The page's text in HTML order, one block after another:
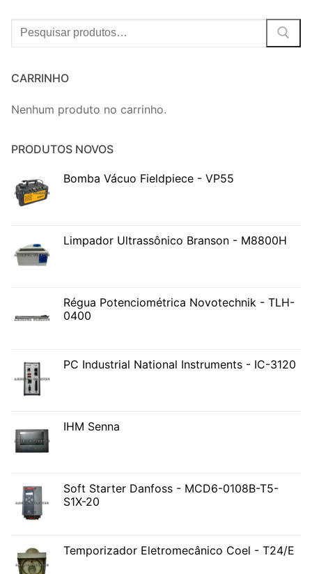
Procurar:
CARRINHO
Nenhum produto no carrinho.
PRODUTOS NOVOS
Bomba Vácuo Fieldpiece - VP55
Limpador Ultrassônico Branson - M8800H
Régua Potenciométrica Novotechnik - TLH-
0400
PC Industrial National Instruments - IC-3120
IHM Senna
Soft Starter Danfoss - MCD6-0108B-T5-
S1X-20
Temporizador Eletromecânico Coel - T24/E